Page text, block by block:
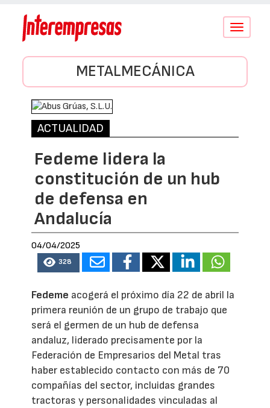
Conmutar
METALMECÁNICA
ACTUALIDAD
Fedeme lidera la
constitución de un hub
de defensa en
Andalucía
04/04/2025
328
Fedeme acogerá el próximo día 22 de abril la
primera reunión de un grupo de trabajo que
será el germen de un hub de defensa
andaluz, liderado precisamente por la
Federación de Empresarios del Metal tras
haber establecido contacto con más de 70
compañías del sector, incluidas grandes
tractoras y personalidades vinculadas al